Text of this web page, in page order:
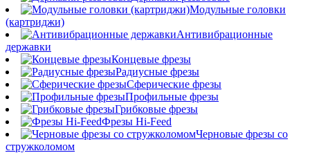
Модульные головки
(картриджи)
Антивибрационные
державки
Концевые фрезы
Радиусные фрезы
Сферические фрезы
Профильные фрезы
Грибковые фрезы
Фрезы Hi-Feed
Черновые фрезы со
стружколомом